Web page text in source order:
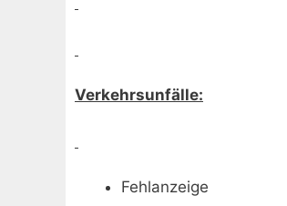
Verkehrsunfälle:
Fehlanzeige